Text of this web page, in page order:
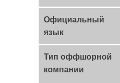
Официальный
язык
Тип оффшорной
компании